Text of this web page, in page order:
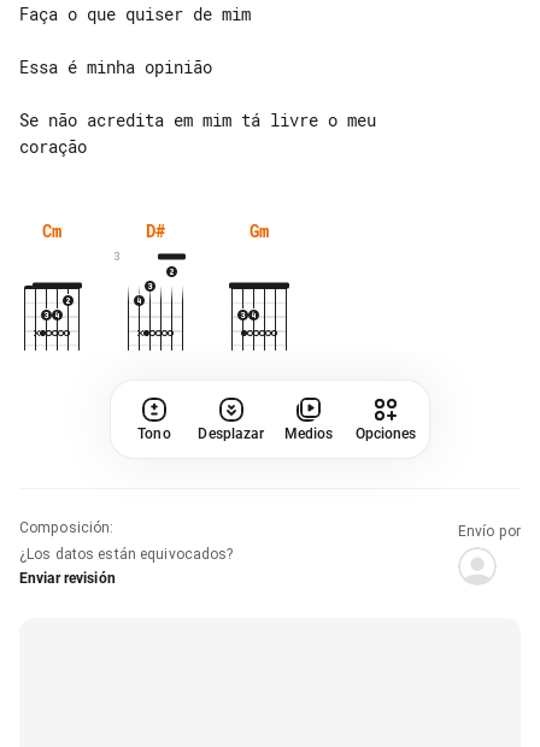
Faça o que quiser de mim
Essa é minha opinião
Se não acredita em mim tá livre o meu
Cm D#
3
Gm
Tono Desplazar Medios Opciones
Composición:
¿Los datos están equivocados?
Enviar revisión
Envío por